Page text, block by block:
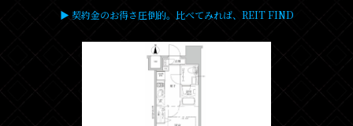
▶ 契約金のお得さ圧倒的。比べてみれば、REIT FIND